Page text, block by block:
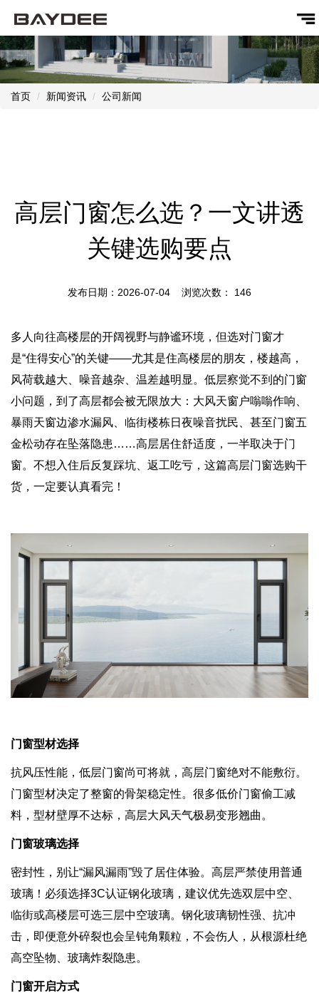
首页 新闻资讯 公司新闻
高层门窗怎么选？一文讲透
关键选购要点
发布日期：2026-07-04 浏览次数： 146
多人向往高楼层的开阔视野与静谧环境，但选对门窗才
是“住得安心”的关键——尤其是住高楼层的朋友，楼越高，
风荷载越大、噪音越杂、温差越明显。低层察觉不到的门窗
小问题，到了高层都会被无限放大：大风天窗户嗡嗡作响、
暴雨天窗边渗水漏风、临街楼栋日夜噪音扰民、甚至门窗五
金松动存在坠落隐患……高层居住舒适度，一半取决于门
窗。不想入住后反复踩坑、返工吃亏，这篇高层门窗选购干
货，一定要认真看完！
门窗型材选择
抗风压性能，低层门窗尚可将就，高层门窗绝对不能敷衍。
门窗型材决定了整窗的骨架稳定性。很多低价门窗偷工减
料，型材壁厚不达标，高层大风天气极易变形翘曲。
门窗玻璃选择
密封性，别让“漏风漏雨”毁了居住体验。高层严禁使用普通
玻璃！必须选择3C认证钢化玻璃，建议优先选双层中空、
临街或高楼层可选三层中空玻璃。钢化玻璃韧性强、抗冲
击，即便意外碎裂也会呈钝角颗粒，不会伤人，从根源杜绝
高空坠物、玻璃炸裂隐患。
门窗开启方式